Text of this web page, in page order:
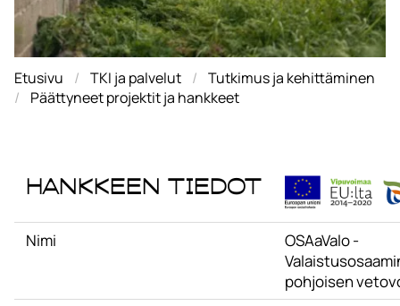
Etusivu TKI ja palvelut
Tutkimus ja kehittäminen
Päättyneet projektit ja hankkeet
Hankkeen tiedot
Nimi
OSAaValo -
pohjoisen